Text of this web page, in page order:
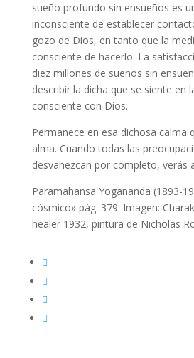
sueño profundo sin ensueños es
inconsciente de establecer
gozo de Dios, en tanto que la
consciente de hacerlo. La
diez millones de sueños sin
describir la dicha que se siente en
consciente con Dios.
Permanece en esa dichosa calma
alma. Cuando todas las
desvanezcan por completo, verás
Paramahansa Yogananda (1893-
cósmico» pág. 379. Imagen:
healer 1932, pintura de Nicholas